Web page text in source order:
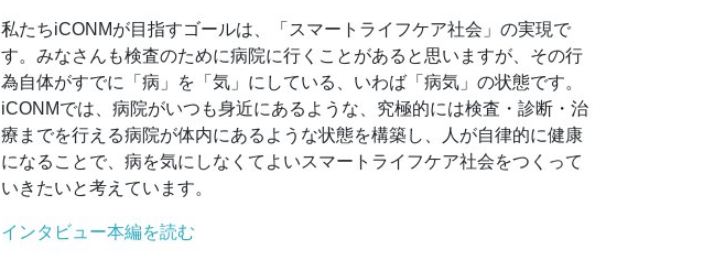
私たちiCONMが目指すゴールは、「スマートライフケア社会」の実現で
す。みなさんも検査のために病院に行くことがあると思いますが、その行
為自体がすでに「病」を「気」にしている、いわば「病気」の状態です。
iCONMでは、病院がいつも身近にあるような、究極的には検査・診断・治
療までを行える病院が体内にあるような状態を構築し、人が自律的に健康
になることで、病を気にしなくてよいスマートライフケア社会をつくって
いきたいと考えています。
インタビュー本編を読む